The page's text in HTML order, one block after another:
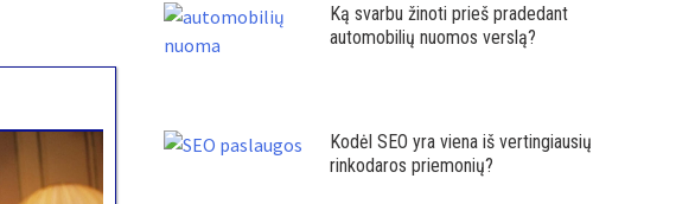
Ką svarbu žinoti prieš pradedant
automobilių nuomos verslą?
Kodėl SEO yra viena iš vertingiausių
rinkodaros priemonių?